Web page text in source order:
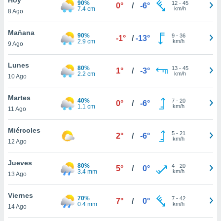
y
en
más
de
8 Ago
90%
7.4 cm
0° / -6° 12- 45
km/h
Mañana
9 Ago
90%
2.9 cm
-1° / -13° 9- 36
km/h
Lunes
10 Ago
80%
2.2 cm
1° / -3° 13- 45
km/h
Martes
11 Ago
40%
1.1 cm
0° / -6° 7- 20
km/h
Miércoles
12 Ago
2° / -6° 5- 21
km/h
Jueves
13 Ago
80%
3.4 mm
5° / 0° 4- 20
km/h
Viernes
14 Ago
70%
0.4 mm
7° / 0° 7- 42
km/h